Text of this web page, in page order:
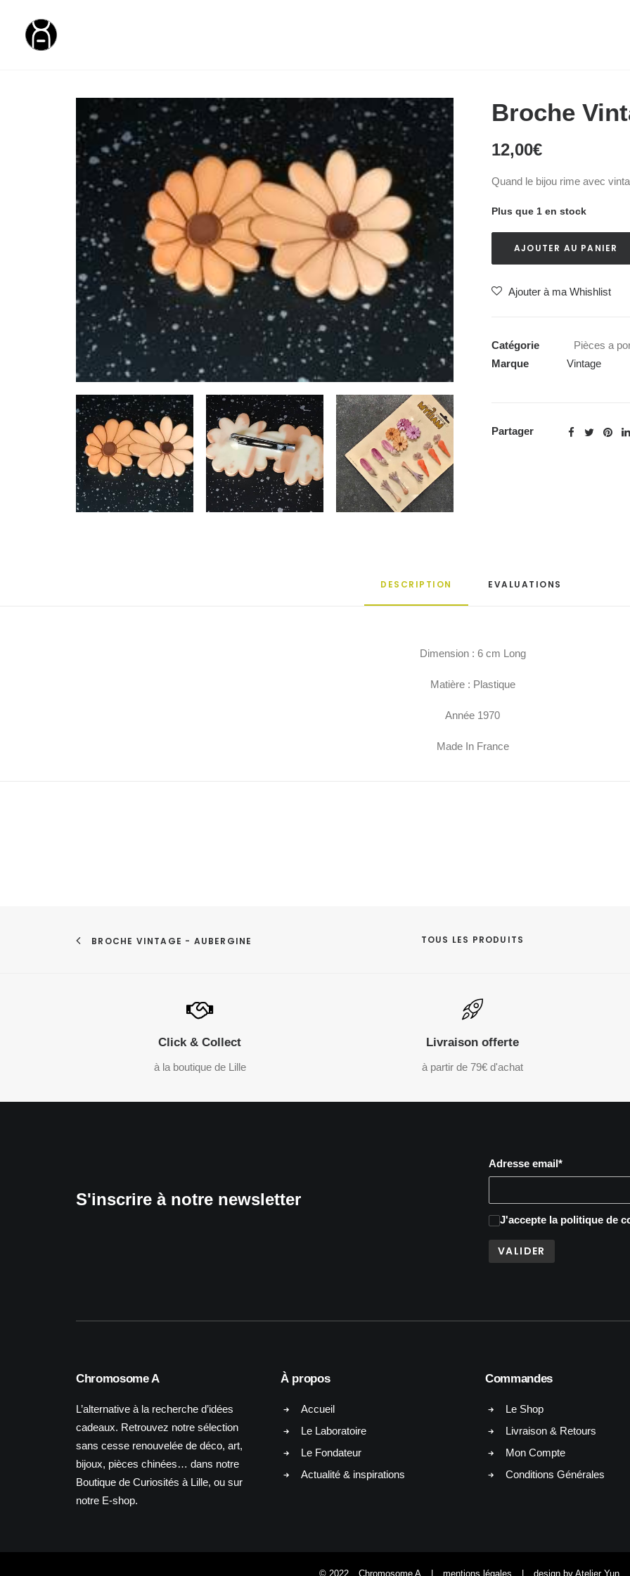
Broche
12,00€
Quand le bijou rime avec
Plus que 1 en stock
AJOUTER AU PANIER
Ajouter à ma Whishlist
Catégorie
Pièces a
Marque
Vintage
Partager
DESCRIPTION EVALUATIONS
Dimension : 6 cm Long
Matière : Plastique
Année 1970
Made In France
BROCHE VINTAGE - AUBERGINE TOUS LES PRODUITS
Click & Collect
à la boutique de Lille
Livraison offerte
à partir de 79€ d'achat
S'inscrire à notre newsletter
Adresse email*
J'accepte la politique de
Chromosome A
L’alternative à la recherche d’idées
cadeaux. Retrouvez notre sélection
sans cesse renouvelée de déco, art,
bijoux, pièces chinées… dans notre
Boutique de Curiosités à Lille, ou sur
notre E-shop.
À propos
Accueil
Le Laboratoire
Le Fondateur
Actualité & inspirations
Commandes
Le Shop
Livraison & Retours
Mon Compte
Conditions Générales
© 2022 Chromosome A mentions légales design by Atelier Yun